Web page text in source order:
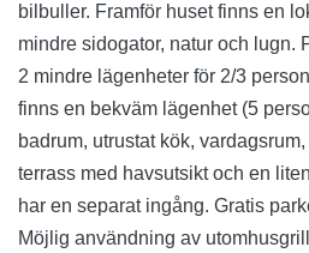
bilbuller. Framför huset finns en
mindre sidogator, natur och lugn.
2 mindre lägenheter för 2/3
finns en bekväm lägenhet (5
badrum, utrustat kök,
terrass med havsutsikt och en
har en separat ingång. Gratis
Möjlig användning av